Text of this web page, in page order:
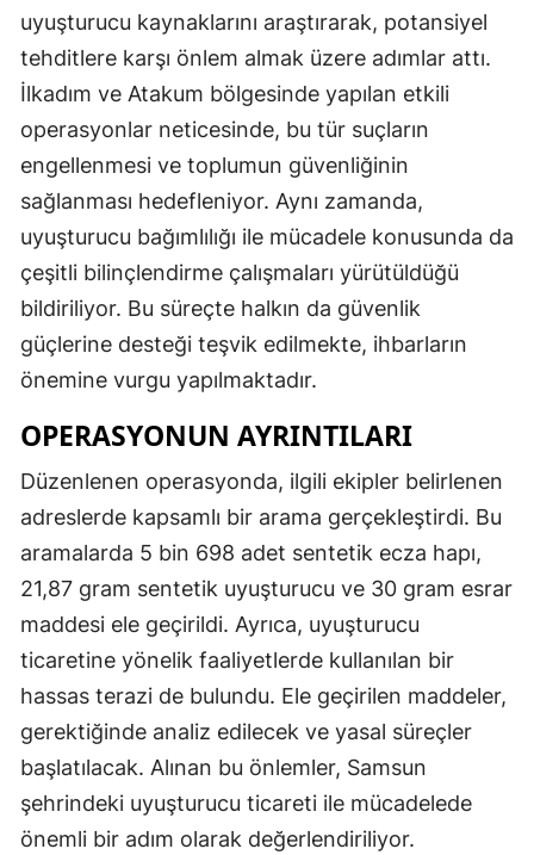
Gümüşhane
Hakkari
Hatay
Isparta
Mersin
İzmir
Kars
Kayseri
Kırklareli
Kırşehir
Kocaeli
Konya
Kütahya
Malatya
Manisa
Kahramanmaraş
uyuşturucu kaynaklarını araştırarak, potansiyel
tehditlere karşı önlem almak üzere adımlar attı.
İlkadım ve Atakum bölgesinde yapılan etkili
operasyonlar neticesinde, bu tür suçların
engellenmesi ve toplumun güvenliğinin
sağlanması hedefleniyor. Aynı zamanda,
uyuşturucu bağımlılığı ile mücadele konusunda da
çeşitli bilinçlendirme çalışmaları yürütüldüğü
bildiriliyor. Bu süreçte halkın da güvenlik
güçlerine desteği teşvik edilmekte, ihbarların
önemine vurgu yapılmaktadır.
OPERASYONUN AYRINTILARI
Düzenlenen operasyonda, ilgili ekipler belirlenen
adreslerde kapsamlı bir arama gerçekleştirdi. Bu
aramalarda 5 bin 698 adet sentetik ecza hapı,
21,87 gram sentetik uyuşturucu ve 30 gram esrar
maddesi ele geçirildi. Ayrıca, uyuşturucu
ticaretine yönelik faaliyetlerde kullanılan bir
hassas terazi de bulundu. Ele geçirilen maddeler,
gerektiğinde analiz edilecek ve yasal süreçler
başlatılacak. Alınan bu önlemler, Samsun
şehrindeki uyuşturucu ticareti ile mücadelede
önemli bir adım olarak değerlendiriliyor.